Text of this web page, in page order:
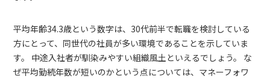
平均年齢34.3歳という数字は、30代前半で転職を検討している
方にとって、同世代の社員が多い環境であることを示していま
す。 中途入社者が馴染みやすい組織風土といえるでしょう。 な
ぜ平均勤続年数が短いのかという点については、マネーフォワ